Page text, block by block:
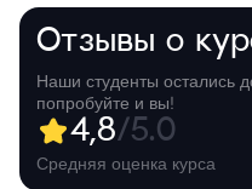
Отзывы о
Наши студенты остались
попробуйте и вы!
4,8/5.0
Средняя оценка курса